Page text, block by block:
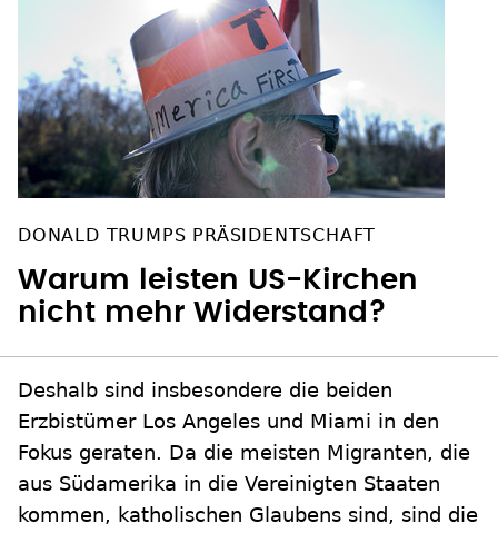
DONALD TRUMPS PRÄSIDENTSCHAFT
Warum leisten US-Kirchen
nicht mehr Widerstand?
Deshalb sind insbesondere die beiden
Erzbistümer Los Angeles und Miami in den
Fokus geraten. Da die meisten Migranten, die
aus Südamerika in die Vereinigten Staaten
kommen, katholischen Glaubens sind, sind die